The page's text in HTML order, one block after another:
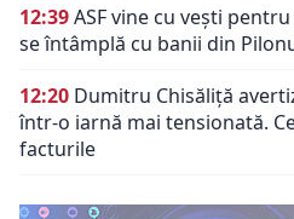
12:39ASF vine cu vești
se întâmplă cu banii din
12:20 Dumitru Chisăliță
într-o iarnă mai tensionată.
facturile